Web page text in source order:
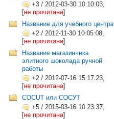
+3 / 2012-03-30 10:10:03,
[не прочитана]
Название для учебного центра
+2 / 2012-11-30 10:05:08,
[не прочитана]
Название магазинчика
элитного шоколада ручной
работы
+2 / 2012-07-16 15:17:23,
[не прочитана]
COCUT или СОСУТ
+5 / 2015-03-16 10:23:37,
[не прочитана]